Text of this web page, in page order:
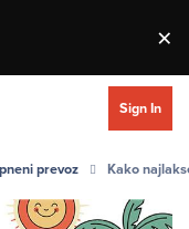
×
Sign In
prevoz Kako